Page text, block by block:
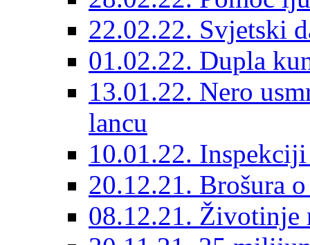
22.02.22. Svjetski
01.02.22. Dupla
13.01.22. Nero
lancu
10.01.22.
20.12.21. Brošura
08.12.21.